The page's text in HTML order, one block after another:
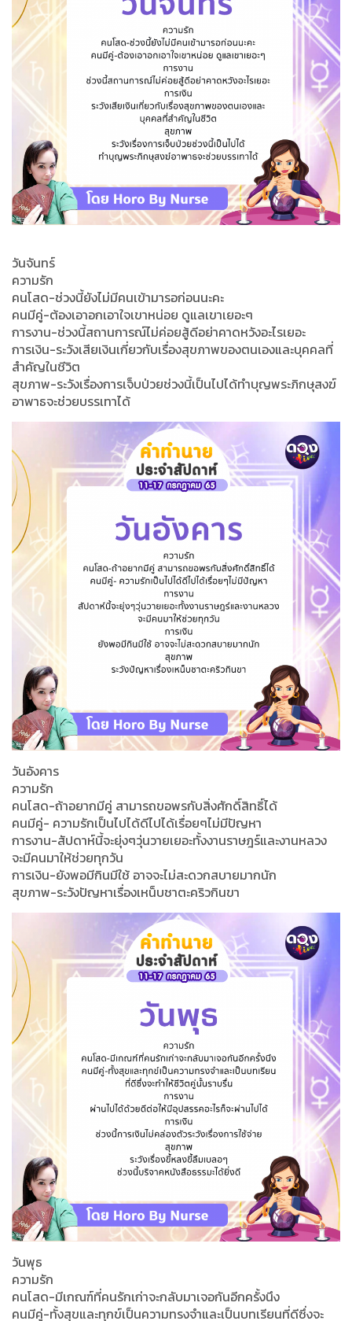
วันจันทร์
ความรัก​
คนโสด​-ช่วงนี้ยังไม่มีคนเข้ามารอก่อนนะคะ
คนมีคู่-ต้องเอาอกเอาใจเขาหน่อย ดูแลเขาเยอะๆ
การงาน-​ช่วงนี้สถานการณ์ไม่ค่อยสู้ดีอย่าคาดหวังอะไรเยอะ
การเงิน-ระวังเสียเงินเกี่ยวกับเรื่องสุขภาพของตนเองและบุคคลที่
สำคัญในชีวิต
สุขภาพ-ระวังเรื่องการเจ็บป่วยช่วงนี้เป็นไปได้ทำบุญพระภิกษุสงฆ์
อาพาธจะช่วยบรรเทาได้
วันอังคาร
ความรัก
คนโสด-ถ้าอยากมีคู่ สามารถขอพรกับสิ่งศักดิ์สิทธิ์ได้
คนมีคู่- ความรักเป็นไปได้ดีไปได้เรื่อยๆไม่มีปัญหา
การงาน-สัปดาห์นี้จะยุ่งๆวุ่นวายเยอะทั้งงานราษฎร์​และงานหลวง
จะมีคนมาให้ช่วยทุกวัน
การเงิน-ยังพอมีกินมีใช้ อาจจะไม่สะดวกสบายมากนัก
สุขภาพ-ระวังปัญหาเรื่องเหน็บชาตะคริวกินขา
วันพุธ
ความรัก
คนโสด-มีเกณฑ์ที่คนรักเก่าจะกลับมาเจอกันอีกครั้งนึง
คนมีคู่-ทั้งสุขและทุกข์เป็นความทรงจำและเป็นบทเรียนที่ดีซึ่งจะ